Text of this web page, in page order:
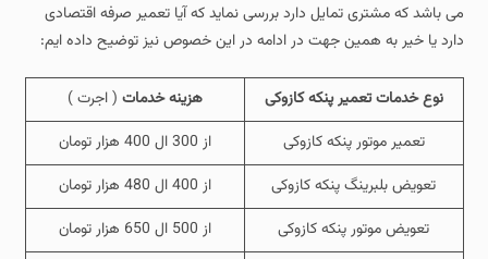
می باشد که مشتری تمایل دارد بررسی نماید که آیا تعمیر صرفه اقتصادی
دارد یا خیر به همین جهت در ادامه در این خصوص نیز توضیح داده ایم:
نوع خدمات تعمیر پنکه کازوکی هزینه خدمات ( اجرت )
تعمیر موتور پنکه کازوکی
از 300 ال 400 هزار تومان
تعویض بلبرینگ پنکه کازوکی
از 400 ال 480 هزار تومان
تعویض موتور پنکه کازوکی
از 500 ال 650 هزار تومان